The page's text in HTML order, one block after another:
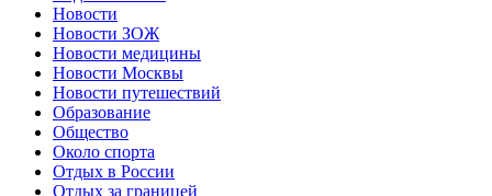
Новости
Новости ЗОЖ
Новости медицины
Новости Москвы
Новости путешествий
Образование
Общество
Около спорта
Отдых в России
Отдых за границей